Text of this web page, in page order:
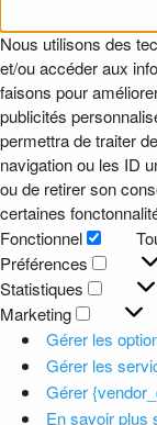
Nous utilisons des
et/ou accéder aux
faisons pour
publicités
permettra de traiter
navigation ou les ID
ou de retirer son
certaines
Fonctionnel
Préférences
Statistiques
Marketing
Gérer les
Gérer les
Gérer
En savoir plus